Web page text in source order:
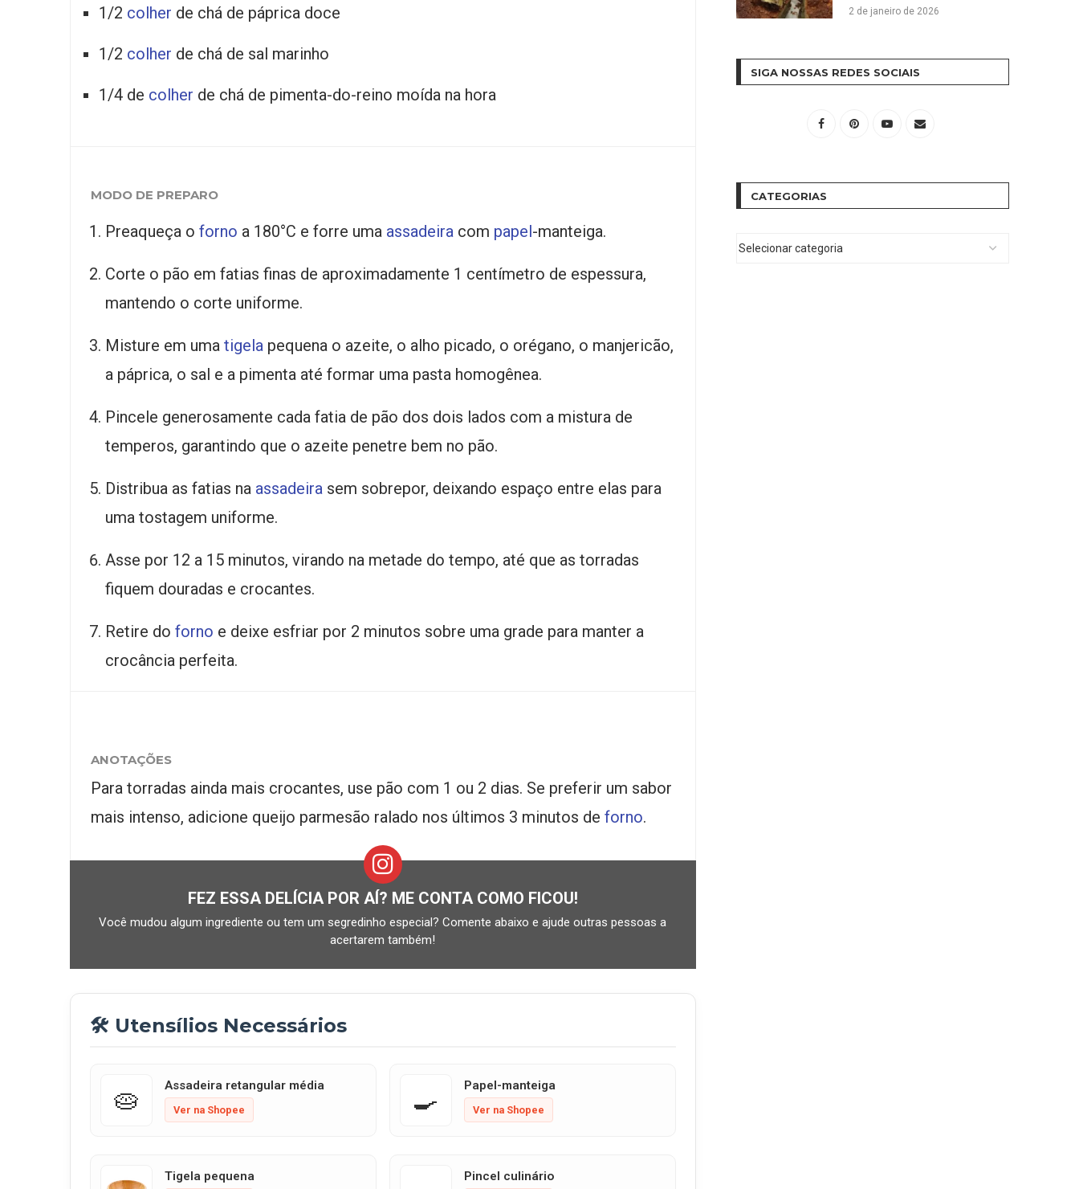
1/2 colher de chá de páprica doce
1/2 colher de chá de sal marinho
1/4 de colher de chá de pimenta-do-reino moída na hora
MODO DE PREPARO
Preaqueça o forno a 180°C e forre uma assadeira com papel-manteiga.
Corte o pão em fatias finas de aproximadamente 1 centímetro de espessura,
mantendo o corte uniforme.
Misture em uma tigela pequena o azeite, o alho picado, o orégano, o manjericão,
a páprica, o sal e a pimenta até formar uma pasta homogênea.
Pincele generosamente cada fatia de pão dos dois lados com a mistura de
temperos, garantindo que o azeite penetre bem no pão.
Distribua as fatias na assadeira sem sobrepor, deixando espaço entre elas para
uma tostagem uniforme.
Asse por 12 a 15 minutos, virando na metade do tempo, até que as torradas
fiquem douradas e crocantes.
Retire do forno e deixe esfriar por 2 minutos sobre uma grade para manter a
crocância perfeita.
ANOTAÇÕES
Para torradas ainda mais crocantes, use pão com 1 ou 2 dias. Se preferir um sabor
mais intenso, adicione queijo parmesão ralado nos últimos 3 minutos de forno.
FEZ ESSA DELÍCIA POR AÍ? ME CONTA COMO FICOU!
Você mudou algum ingrediente ou tem um segredinho especial? Comente abaixo e ajude outras pessoas a
acertarem também!
🛠️ Utensílios Necessários
🥧 Assadeira retangular média
Ver na Shopee 🍳 Papel-manteiga
Ver na Shopee
Tigela pequena Pincel culinário
2 de janeiro de 2026
SIGA NOSSAS REDES SOCIAIS
CATEGORIAS